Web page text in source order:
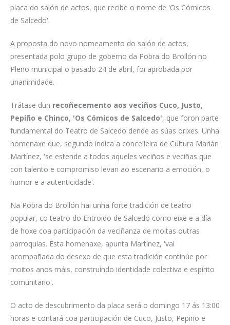
placa do salón de actos, que recibe o nome de 'Os Cómicos
de Salcedo'.
A proposta do novo nomeamento do salón de actos,
presentada polo grupo de goberno da Pobra do Brollón no
Pleno municipal o pasado 24 de abril, foi aprobada por
unanimidade.
Trátase dun recoñecemento aos veciños Cuco, Justo,
Pepiño e Chinco, 'Os Cómicos de Salcedo', que foron parte
fundamental do Teatro de Salcedo dende as súas orixes. Unha
homenaxe que, segundo indica a concelleira de Cultura Marián
Martínez, 'se estende a todos aqueles veciños e veciñas que
con talento e compromiso levan ao escenario a emoción, o
humor e a autenticidade'.
Na Pobra do Brollón hai unha forte tradición de teatro
popular, co teatro do Entroido de Salcedo como eixe e a día
de hoxe coa participación da veciñanza de moitas outras
parroquias. Esta homenaxe, apunta Martínez, 'vai
acompañada do desexo de que esta tradición continúe por
moitos anos máis, construíndo identidade colectiva e espírito
comunitario'.
O acto de descubrimento da placa será o domingo 17 ás 13:00
horas e contará coa participación de Cuco, Justo, Pepiño e